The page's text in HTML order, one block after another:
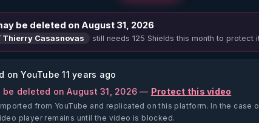
be deleted on August 31, 2026
Thierry Casasnovas still needs 125 Shields this month to protect
on YouTube 11 years ago
be deleted on August 31, 2026 — Protect this video
from YouTube and replicated on this platform. In the case
player remains until the video is blocked.